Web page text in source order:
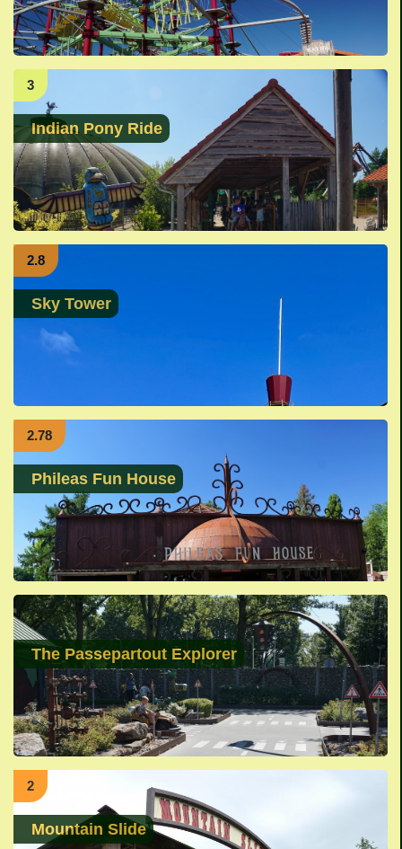
3
Indian Pony Ride
2.8
Sky Tower
2.78
Phileas Fun House
The Passepartout Explorer
2
Mountain Slide